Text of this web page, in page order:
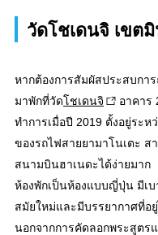
วัดโชเดนจิ เขต
หากต้องการสัมผัสประสบกา
มาพักที่วัดโชเดนจิ
อาคาร
ทำการเมื่อปี 2019 ตั้งอยู่ระ
ของรถไฟสายยามาโนเตะ ส
สนามบินฮาเนดะได้ง่ายมาก
ห้องพักเป็นห้องแบบญี่ปุ่น มีเบ
สมัยใหม่และมีบรรยากาศที่อ
นอกจากการคัดลอกพระสูตร